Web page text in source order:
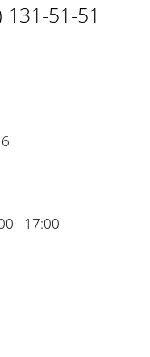
131-51-51
- 17:00